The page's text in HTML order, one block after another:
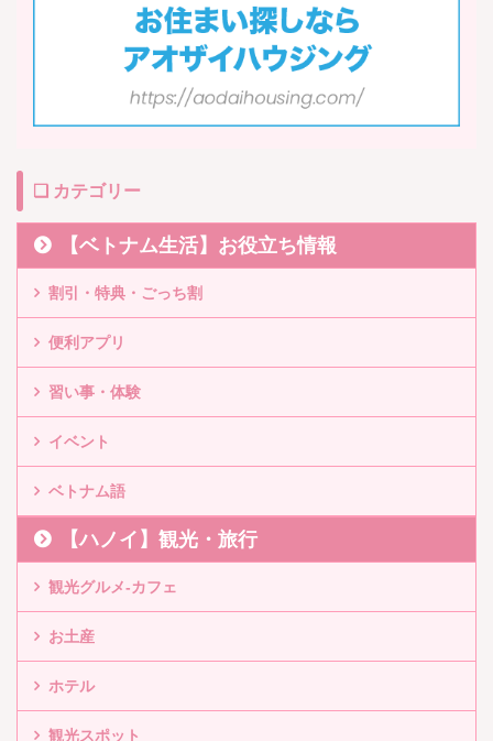
❏ カテゴリー
【ベトナム生活】お役立ち情報
割引・特典・ごっち割
便利アプリ
習い事・体験
イベント
ベトナム語
【ハノイ】観光・旅行
観光グルメ-カフェ
お土産
ホテル
観光スポット